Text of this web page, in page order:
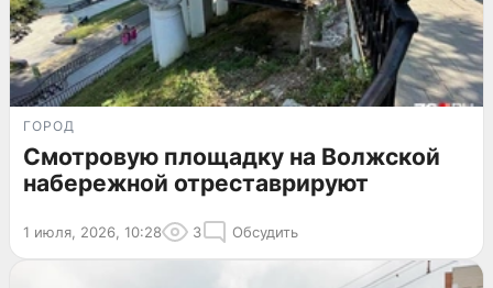
ГОРОД
Смотровую площадку на Волжской
набережной отреставрируют
1 июля, 2026, 10:28 3 Обсудить